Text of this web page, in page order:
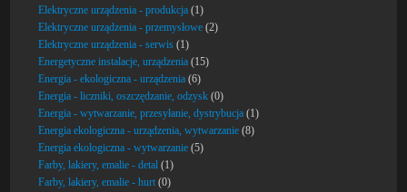
Elektryczne urządzenia - produkcja (1)
Elektryczne urządzenia - przemysłowe (2)
Elektryczne urządzenia - serwis (1)
Energetyczne instalacje, urządzenia (15)
Energia - ekologiczna - urządzenia (6)
Energia - liczniki, oszczędzanie, odzysk (0)
Energia - wytwarzanie, przesyłanie, dystrybucja (1)
Energia ekologiczna - urządzenia, wytwarzanie (8)
Energia ekologiczna - wytwarzanie (5)
Farby, lakiery, emalie - detal (1)
Farby, lakiery, emalie - hurt (0)